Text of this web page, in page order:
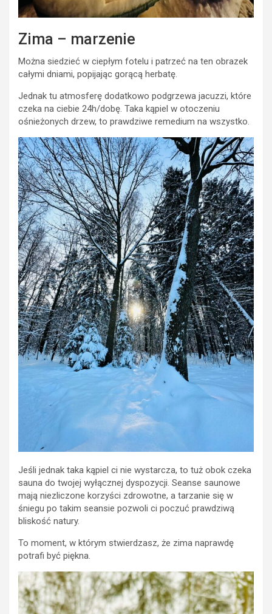
Zima – marzenie
Można siedzieć w ciepłym fotelu i patrzeć na ten obrazek
całymi dniami, popijając gorącą herbatę.
Jednak tu atmosferę dodatkowo podgrzewa jacuzzi, które
czeka na ciebie 24h/dobę. Taka kąpiel w otoczeniu
ośnieżonych drzew, to prawdziwe remedium na wszystko.
Jeśli jednak taka kąpiel ci nie wystarcza, to tuż obok czeka
sauna do twojej wyłącznej dyspozycji. Seanse saunowe
mają niezliczone korzyści zdrowotne, a tarzanie się w
śniegu po takim seansie pozwoli ci poczuć prawdziwą
bliskość natury.
To moment, w którym stwierdzasz, że zima naprawdę
potrafi być piękna.